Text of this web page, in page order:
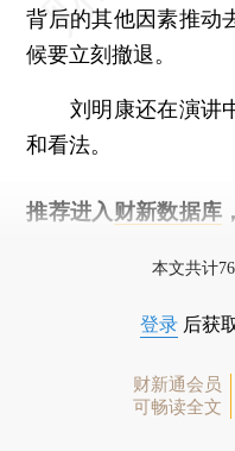
背后的其他因素推动
候要立刻撤退。
刘明康还在演讲中
和看法。
推荐进入 财新数据库
本文共计
登录 后获
财新通会员
可畅读全文